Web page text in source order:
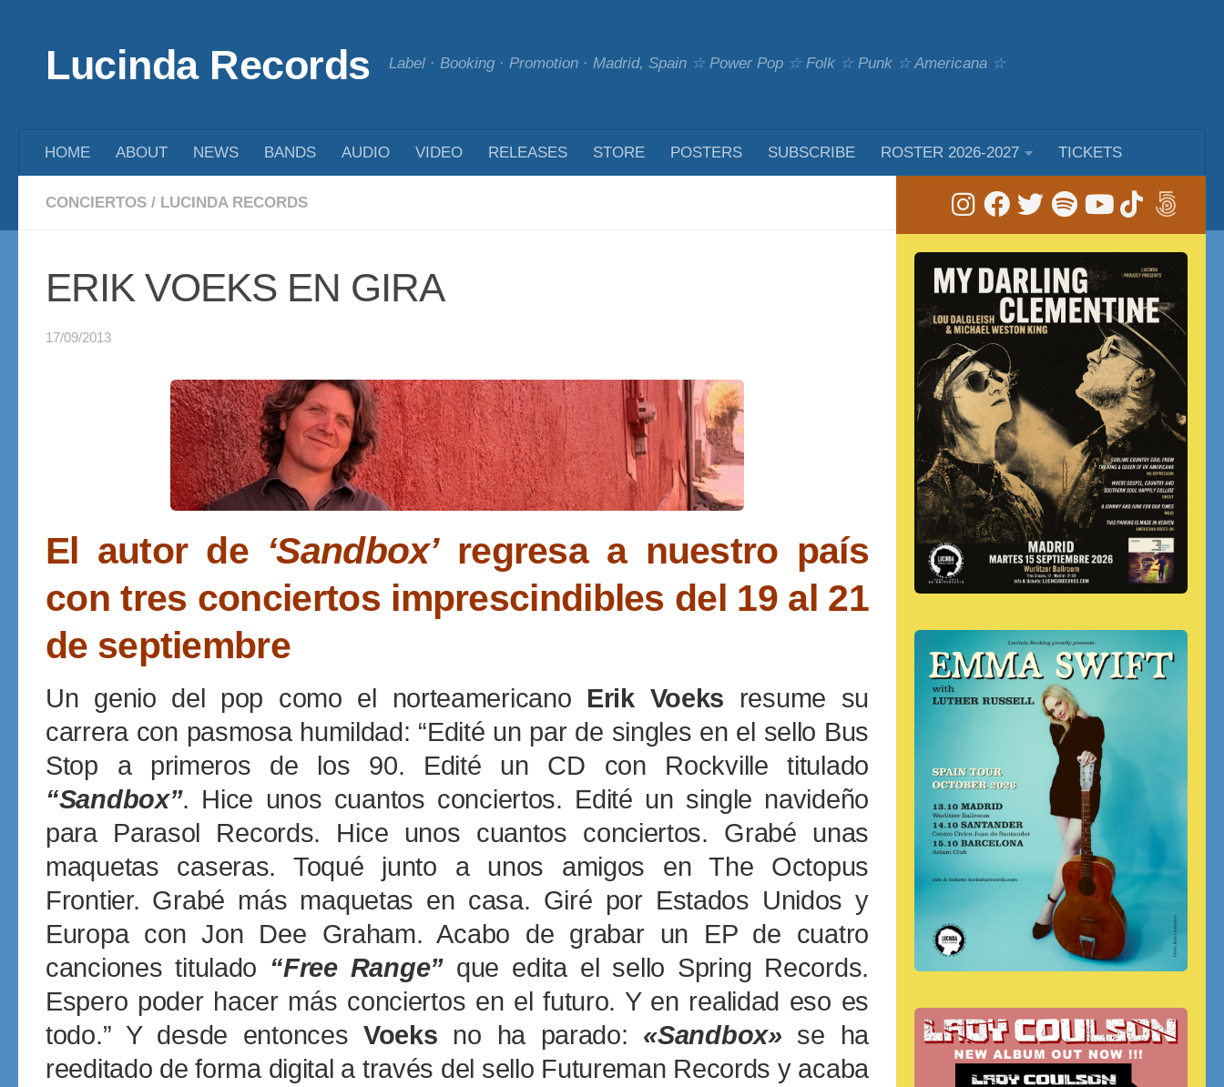
Lucinda Records Label · Booking · Promotion · Madrid, Spain ☆ Power Pop ☆ Folk ☆ Punk ☆ Americana ☆
HOME ABOUT NEWS BANDS AUDIO VIDEO RELEASES STORE POSTERS SUBSCRIBE ROSTER 2026-2027 TICKETS
CONCIERTOS / LUCINDA RECORDS
ERIK VOEKS EN GIRA
17/09/2013
El autor de ‘Sandbox’regresa a nuestro país
con tres conciertos imprescindibles del 19 al 21
de septiembre
Un genio del pop como el norteamericano Erik Voeks resume su
carrera con pasmosa humildad: “Edité un par de singles en el sello Bus
Stop a primeros de los 90. Edité un CD con Rockville titulado
“Sandbox”. Hice unos cuantos conciertos. Edité un single navideño
para Parasol Records. Hice unos cuantos conciertos. Grabé unas
maquetas caseras. Toqué junto a unos amigos en The Octopus
Frontier. Grabé más maquetas en casa. Giré por Estados Unidos y
Europa con Jon Dee Graham. Acabo de grabar un EP de cuatro
canciones titulado “Free Range”que edita el sello Spring Records.
Espero poder hacer más conciertos en el futuro. Y en realidad eso es
todo.” Y desde entoncesVoeks no ha parado: «Sandbox» se ha
reeditado de forma digital a través del sello Futureman Records y acaba